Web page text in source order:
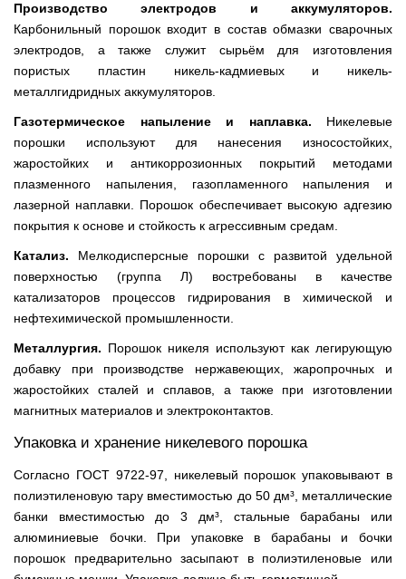
Производство электродов и аккумуляторов.
Карбонильный порошок входит в состав обмазки сварочных
электродов, а также служит сырьём для изготовления
пористых пластин никель-кадмиевых и никель-
металлгидридных аккумуляторов.
Газотермическое напыление и наплавка. Никелевые
порошки используют для нанесения износостойких,
жаростойких и антикоррозионных покрытий методами
плазменного напыления, газопламенного напыления и
лазерной наплавки. Порошок обеспечивает высокую адгезию
покрытия к основе и стойкость к агрессивным средам.
Катализ. Мелкодисперсные порошки с развитой удельной
поверхностью (группа Л) востребованы в качестве
катализаторов процессов гидрирования в химической и
нефтехимической промышленности.
Металлургия. Порошок никеля используют как легирующую
добавку при производстве нержавеющих, жаропрочных и
жаростойких сталей и сплавов, а также при изготовлении
магнитных материалов и электроконтактов.
Упаковка и хранение никелевого порошка
Согласно ГОСТ 9722-97, никелевый порошок упаковывают в
полиэтиленовую тару вместимостью до 50 дм³, металлические
банки вместимостью до 3 дм³, стальные барабаны или
алюминиевые бочки. При упаковке в барабаны и бочки
порошок предварительно засыпают в полиэтиленовые или